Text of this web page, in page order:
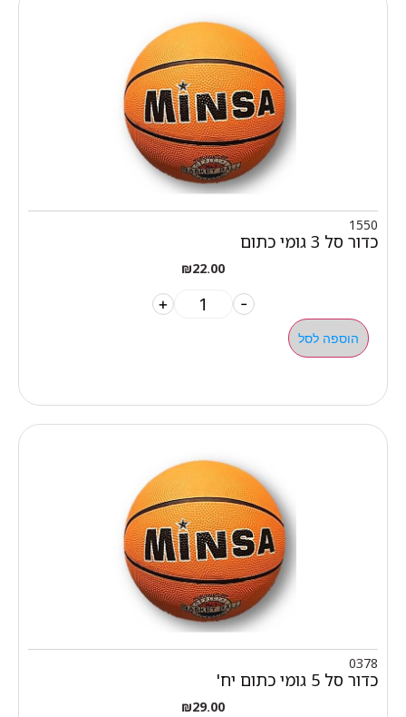
1550
כדור סל 3 גומי כתום
₪22.00
-
+
הוספה לסל
0378
כדור סל 5 גומי כתום יח'
₪29.00